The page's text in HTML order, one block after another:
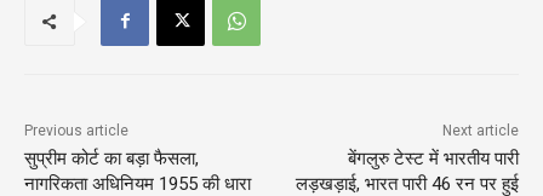
Previous article
सुप्रीम कोर्ट का बड़ा फैसला,
नागरिकता अधिनियम 1955 की धारा
Next article
बेंगलुरु टेस्ट में भारतीय पारी
लड़खड़ाई, भारत पारी 46 रन पर हुई